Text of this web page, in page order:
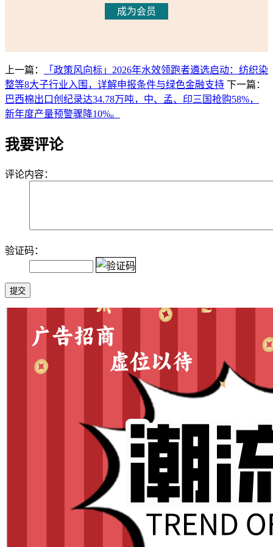
成为会员
上一篇：
「政策风向标」2026年水效领跑者遴选启动：纺织染
整等8大子行业入围，详解申报条件与绿色金融支持 下一篇：
巴西棉出口创纪录达34.78万吨，中、孟、印三国抢购58%，
新年度产量预警骤降10%。
我要评论
评论内容：
验证码：